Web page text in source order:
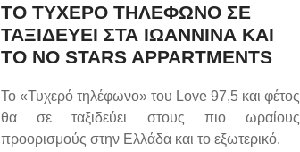
ΤΟ ΤΥΧΕΡΟ ΤΗΛΕΦΩΝΟ ΣΕ
ΤΑΞΙΔΕΥΕΙ ΣΤΑ ΙΩΑΝΝΙΝΑ ΚΑΙ
ΤΟ NO STARS APPARTMENTS
Το «Τυχερό τηλέφωνο» του Love 97,5 και φέτος
θα σε ταξιδεύει στους πιο ωραίους
προορισμούς στην Ελλάδα και το εξωτερικό.